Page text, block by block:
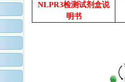
NLPR3检测试剂盒说
明书